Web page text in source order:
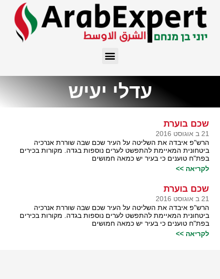
עדלי יעיש
שכם בוערת
21 ב אוגוסט 2016
הרש"פ איבדה את השליטה על העיר שכם שבה שוררת אנרכיה
ביטחונית המאיימת להתפשט לערים נוספות בגדה. מקורות בכירים
בפת"ח טוענים כי בעיר יש כמאה חמושים
לקריאה >>
שכם בוערת
21 ב אוגוסט 2016
הרש"פ איבדה את השליטה על העיר שכם שבה שוררת אנרכיה
ביטחונית המאיימת להתפשט לערים נוספות בגדה. מקורות בכירים
בפת"ח טוענים כי בעיר יש כמאה חמושים
לקריאה >>